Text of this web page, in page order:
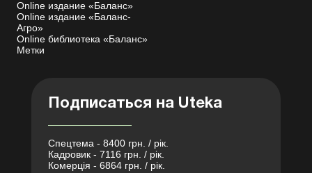
Online издание «Баланс»
Online издание «Баланс-
Агро»
Online библиотека «Баланс»
Метки
Подписаться на Uteka
Спецтема - 8400 грн. / рік.
Кадровик - 7116 грн. / рік.
Комерція - 6864 грн. / рік.